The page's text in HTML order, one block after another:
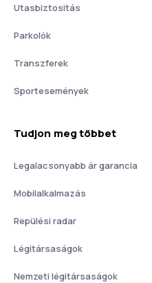
Utasbiztositás
Parkolók
Transzferek
Sportesemények
Tudjon meg többet
Legalacsonyabb ár garancia
Mobilalkalmazás
Repülési radar
Légitársaságok
Nemzeti légitársaságok